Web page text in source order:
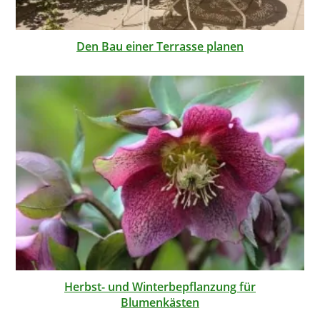
Den Bau einer Terrasse planen
Herbst- und Winterbepflanzung für
Blumenkästen